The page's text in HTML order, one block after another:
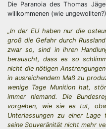
Die Paranoia des Thomas
willkommenen (wie
„In der EU haben nur die
groß die Gefahr durch
zwar so, sind in ihren
berauscht, dass es so
nicht die nötigen
in ausreichendem Maß zu
wenige Tage Munition hat,
immer niemand. Die
vorgehen, wie sie es tut,
Unterlassungen zu einer
seine Souveränität nicht mehr